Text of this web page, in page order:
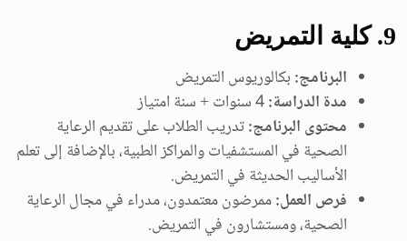
9. كلية التمريض
البرنامج: بكالوريوس التمريض
مدة الدراسة:
محتوى البرنامج:تدريب الطلاب على تقديم الرعاية
الصحية في المستشفيات والمراكز الطبية، بالإضافة إلى تعلم
الأساليب الحديثة في التمريض.
فرص العمل:ممرضون معتمدون، مدراء في مجال الرعاية
الصحية، ومستشارون في التمريض.